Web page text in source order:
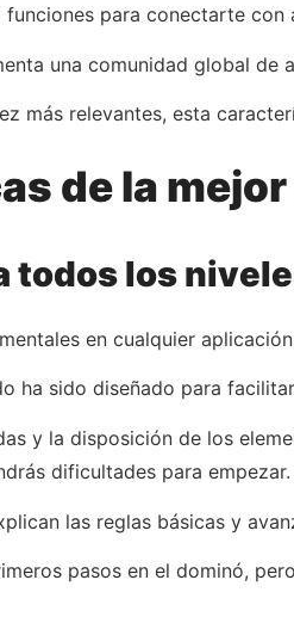
para conectarte
una comunidad global de
más relevantes, esta
de la
todos los
en cualquier
ha sido diseñado para
y la disposición de los
dificultades para empezar.
las reglas básicas y
pasos en el dominó,